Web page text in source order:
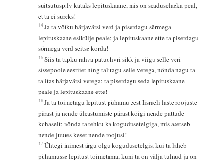
suitsutuspilv kataks lepituskaane, mis on seaduselaeka peal,
et ta ei sureks!
14 Ja ta võtku härjavärsi verd ja piserdagu sõrmega
lepituskaane esikülje peale; ja lepituskaane ette ta piserdagu
sõrmega verd seitse korda!
15 Siis ta tapku rahva patuohvri sikk ja viigu selle veri
sissepoole eesriiet ning talitagu selle verega, nõnda nagu ta
talitas härjavärsi verega: ta piserdagu seda lepituskaane
peale ja lepituskaane ette!
16 Ja ta toimetagu lepitust pühamu eest Iisraeli laste roojuste
pärast ja nende üleastumiste pärast kõigi nende pattude
kohaselt; nõnda ta tehku ka kogudusetelgiga, mis asetseb
nende juures keset nende roojusi!
17 Ühtegi inimest ärgu olgu kogudusetelgis, kui ta läheb
pühamusse lepitust toimetama, kuni ta on välja tulnud ja on